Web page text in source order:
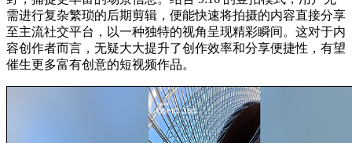
需进行复杂繁琐的后期剪辑，便能快速将拍摄的内容直接分享
至主流社交平台，以一种独特的视角呈现精彩瞬间。这对于内
容创作者而言，无疑大大提升了创作效率和分享便捷性，有望
催生更多富有创意的短视频作品。